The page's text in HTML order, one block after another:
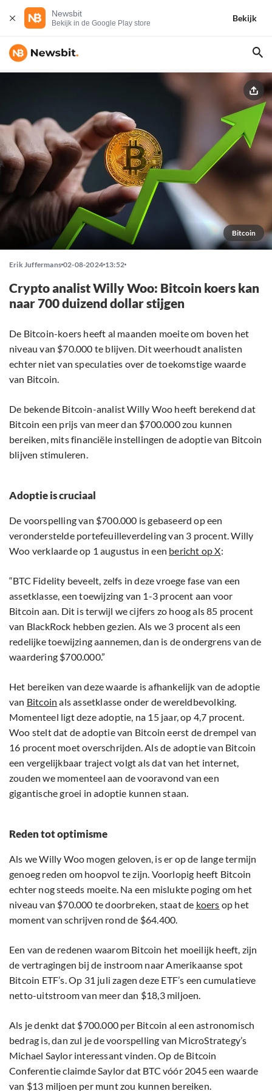
Newsbit
Bekijk in de Google Play store
Bekijk
Bitcoin
Erik Juffermans 02-08-2024 13:52
Crypto analist Willy Woo: Bitcoin koers kan
naar 700 duizend dollar stijgen
De Bitcoin-koers heeft al maanden moeite om boven het
niveau van $70.000 te blijven. Dit weerhoudt analisten
echter niet van speculaties over de toekomstige waarde
van Bitcoin.
De bekende Bitcoin-analist Willy Woo heeft berekend dat
Bitcoin een prijs van meer dan $700.000 zou kunnen
bereiken, mits financiële instellingen de adoptie van Bitcoin
blijven stimuleren.
Adoptie is cruciaal
De voorspelling van $700.000 is gebaseerd op een
veronderstelde portefeuilleverdeling van 3 procent. Willy
Woo verklaarde op 1 augustus in een bericht op X:
“BTC Fidelity beveelt, zelfs in deze vroege fase van een
assetklasse, een toewijzing van 1-3 procent aan voor
Bitcoin aan. Dit is terwijl we cijfers zo hoog als 85 procent
van BlackRock hebben gezien. Als we 3 procent als een
redelijke toewijzing aannemen, dan is de ondergrens van de
waardering $700.000.”
Het bereiken van deze waarde is afhankelijk van de adoptie
van Bitcoin als assetklasse onder de wereldbevolking.
Momenteel ligt deze adoptie, na 15 jaar, op 4,7 procent.
Woo stelt dat de adoptie van Bitcoin eerst de drempel van
16 procent moet overschrijden. Als de adoptie van Bitcoin
een vergelijkbaar traject volgt als dat van het internet,
zouden we momenteel aan de vooravond van een
gigantische groei in adoptie kunnen staan.
Reden tot optimisme
Als we Willy Woo mogen geloven, is er op de lange termijn
genoeg reden om hoopvol te zijn. Voorlopig heeft Bitcoin
echter nog steeds moeite. Na een mislukte poging om het
niveau van $70.000 te doorbreken, staat de koers op het
moment van schrijven rond de $64.400.
Een van de redenen waarom Bitcoin het moeilijk heeft, zijn
de vertragingen bij de instroom naar Amerikaanse spot
Bitcoin ETF’s. Op 31 juli zagen deze ETF’s een cumulatieve
netto-uitstroom van meer dan $18,3 miljoen.
Als je denkt dat $700.000 per Bitcoin al een astronomisch
bedrag is, dan zul je de voorspelling van MicroStrategy’s
Michael Saylor interessant vinden. Op de Bitcoin
Conferentie claimde Saylor dat BTC vóór 2045 een waarde
van $13 miljoen per munt zou kunnen bereiken.